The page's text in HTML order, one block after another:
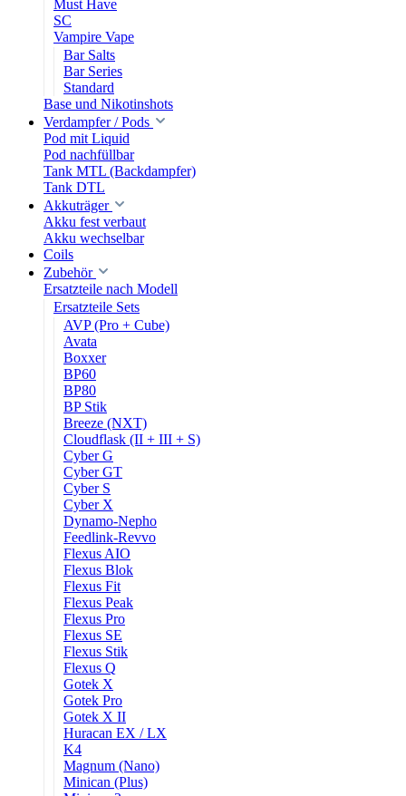
Must Have
SC
Vampire Vape
Bar Salts
Bar Series
Standard
Base und Nikotinshots
Verdampfer / Pods
Pod mit Liquid
Pod nachfüllbar
Tank MTL (Backdampfer)
Tank DTL
Akkuträger
Akku fest verbaut
Akku wechselbar
Coils
Zubehör
Ersatzteile nach Modell
Ersatzteile Sets
AVP (Pro + Cube)
Avata
Boxxer
BP60
BP80
BP Stik
Breeze (NXT)
Cloudflask (II + III + S)
Cyber G
Cyber GT
Cyber S
Cyber X
Dynamo-Nepho
Feedlink-Revvo
Flexus AIO
Flexus Blok
Flexus Fit
Flexus Peak
Flexus Pro
Flexus SE
Flexus Stik
Flexus Q
Gotek X
Gotek Pro
Gotek X II
Huracan EX / LX
K4
Magnum (Nano)
Minican (Plus)